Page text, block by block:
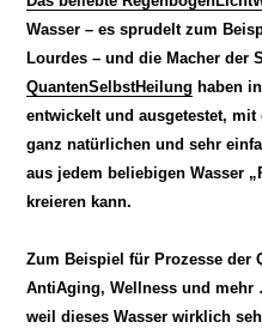
Wasser – es sprudelt zum
Lourdes – und die Macher der
QuantenSelbstHeilung haben
entwickelt und ausgetestet,
ganz natürlichen und sehr
aus jedem beliebigen Wasser
kreieren kann.
Zum Beispiel für Prozesse der
AntiAging, Wellness und
weil dieses Wasser wirklich